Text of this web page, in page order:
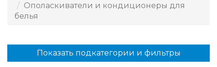
Ополаскиватели и кондиционеры для
белья
Показать подкатегории и фильтры